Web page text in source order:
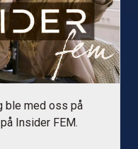
ble med oss på
Insider FEM.